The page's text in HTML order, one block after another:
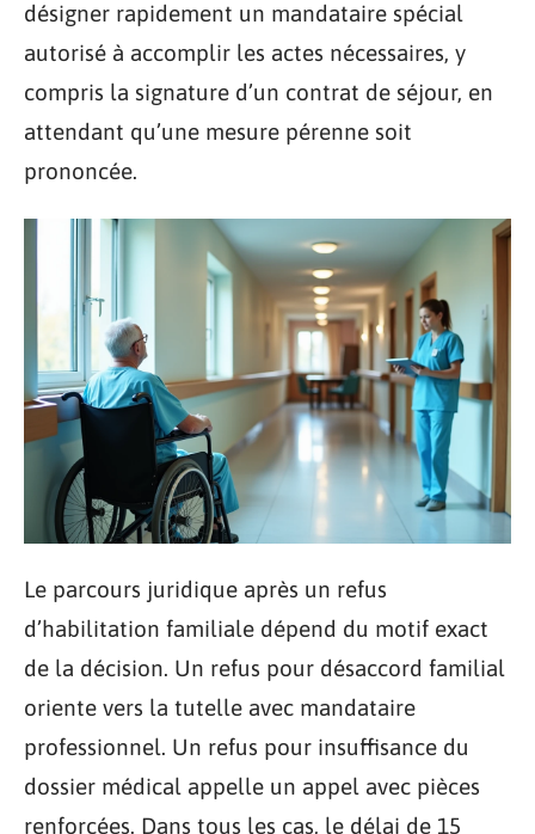
désigner rapidement un mandataire spécial
autorisé à accomplir les actes nécessaires, y
compris la signature d’un contrat de séjour, en
attendant qu’une mesure pérenne soit
prononcée.
Le parcours juridique après un refus
d’habilitation familiale dépend du motif exact
de la décision. Un refus pour désaccord familial
oriente vers la tutelle avec mandataire
professionnel. Un refus pour insuffisance du
dossier médical appelle un appel avec pièces
renforcées. Dans tous les cas, le délai de 15